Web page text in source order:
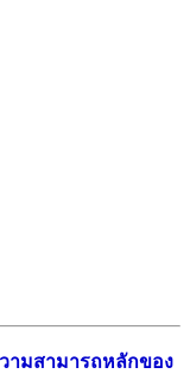
ามสามารถหลักของ